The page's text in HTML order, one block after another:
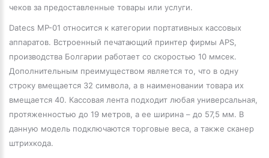
чеков за предоставленные товары или услуги.
Datecs MP-01 относится к категории портативных кассовых
аппаратов. Встроенный печатающий принтер фирмы APS,
производства Болгарии работает со скоростью 10 ммсек.
Дополнительным преимуществом является то, что в одну
строку вмещается 32 символа, а в наименовании товара их
вмещается 40. Кассовая лента подходит любая универсальная,
протяженностью до 19 метров, а ее ширина – до 57,5 мм. В
данную модель подключаются торговые веса, а также сканер
штрихкода.